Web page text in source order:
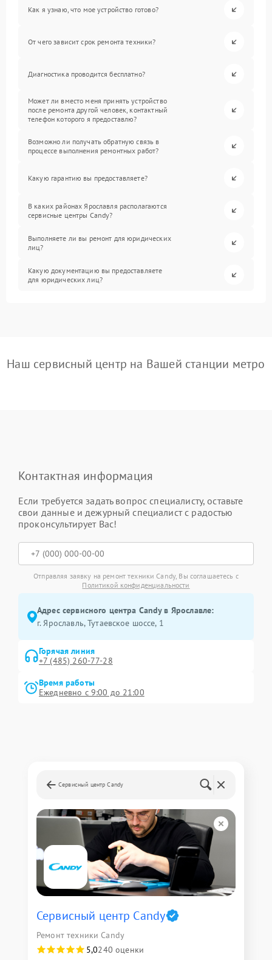
Как я узнаю, что мое устройство готово?
От чего зависит срок ремонта техники?
Диагностика проводится бесплатно?
Может ли вместо меня принять устройство
после ремонта другой человек, контактный
телефон которого я предоставлю?
Возможно ли получать обратную связь в
процессе выполнения ремонтных работ?
Какую гарантию вы предоставляете?
В каких районах Ярославля располагаются
сервисные центры Candy?
Выполняете ли вы ремонт для юридических
лиц?
Какую документацию вы предоставляете
для юридических лиц?
Наш сервисный центр на Вашей станции метро
Контактная информация
Если требуется задать вопрос специалисту, оставьте
свои данные и дежурный специалист с радостью
проконсультирует Вас!
Отправляя заявку на ремонт техники Candy, Вы соглашаетесь с
Политикой конфиденциальности
Адрес сервисного центра Candy в Ярославле:
г. Ярославль, Тутаевское шоссе, 1
Горячая линия
+7 (485) 260-77-28
Время работы
Ежедневно с 9:00 до 21:00
Сервисный центр Candy
Сервисный центр Candy
Ремонт техники Candy
5,0240 оценки